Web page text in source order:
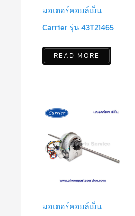
มอเตอร์คอยล์เย็น
Carrier รุ่น 43T21465
READ MORE
มอเตอร์คอยล์เย็น